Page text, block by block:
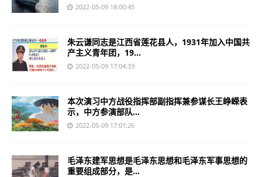
2022-05-09 18:00:45
朱云谦同志是江西省莲花县人，1931年加入中国共
产主义青年团，19...
2022-05-09 17:04:33
本次演习中方战役指挥部副指挥兼参谋长王峥嵘表
示，中方参演部队...
2022-05-09 17:01:26
毛泽东建军思想是毛泽东思想和毛泽东军事思想的
重要组成部分，是...